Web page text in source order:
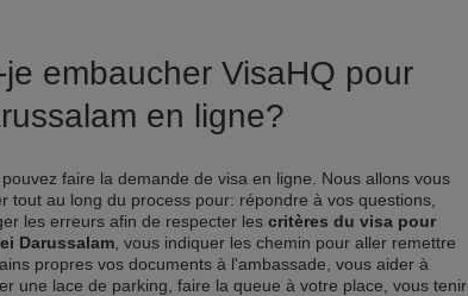
embaucher VisaHQ pour
en ligne?
pouvez faire la demande de visa en ligne. Nous allons vous
tout au long du process pour: répondre à vos questions,
les erreurs afin de respecter les critères du visa pour
Darussalam , vous indiquer les chemin pour aller remettre
propres vos documents à l'ambassade, vous aider à
une lace de parking, faire la queue à votre place, vous tenir